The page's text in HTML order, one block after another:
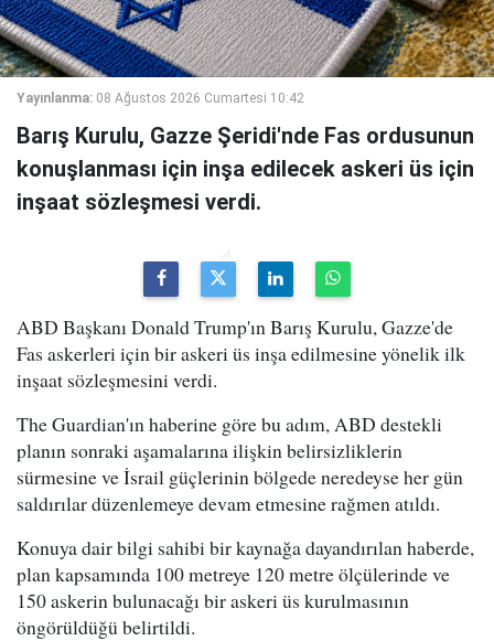
Yayınlanma: 08 Ağustos 2026 Cumartesi 10:42
Barış Kurulu, Gazze Şeridi'nde Fas ordusunun
konuşlanması için inşa edilecek askeri üs için
inşaat sözleşmesi verdi.
ABD Başkanı Donald Trump'ın Barış Kurulu, Gazze'de
Fas askerleri için bir askeri üs inşa edilmesine yönelik ilk
inşaat sözleşmesini verdi.
The Guardian'ın haberine göre bu adım, ABD destekli
planın sonraki aşamalarına ilişkin belirsizliklerin
sürmesine ve İsrail güçlerinin bölgede neredeyse her gün
saldırılar düzenlemeye devam etmesine rağmen atıldı.
Konuya dair bilgi sahibi bir kaynağa dayandırılan haberde,
plan kapsamında 100 metreye 120 metre ölçülerinde ve
150 askerin bulunacağı bir askeri üs kurulmasının
öngörüldüğü belirtildi.